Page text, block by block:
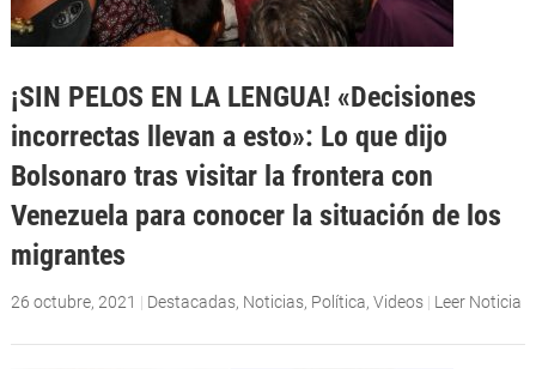
¡SIN PELOS EN LA LENGUA! «Decisiones
incorrectas llevan a esto»: Lo que dijo
Bolsonaro tras visitar la frontera con
Venezuela para conocer la situación de los
migrantes
26 octubre, 2021 | Destacadas, Noticias, Política, Videos | Leer Noticia